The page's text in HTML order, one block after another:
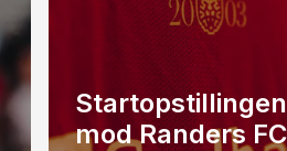
Startopstillingen
mod Randers FC